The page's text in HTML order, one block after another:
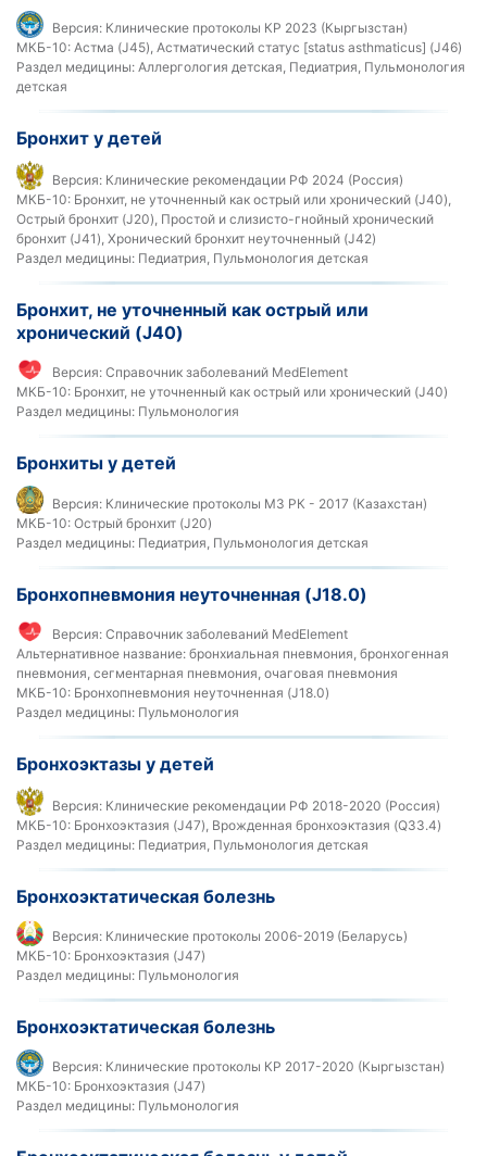
Версия: Клинические протоколы КР 2023 (Кыргызстан)
МКБ-10: Астма (J45), Астматический статус [status asthmaticus] (J46)
Раздел медицины: Аллергология детская, Педиатрия, Пульмонология
детская
Бронхит у детей
Версия: Клинические рекомендации РФ 2024 (Россия)
МКБ-10: Бронхит, не уточненный как острый или хронический (J40),
Острый бронхит (J20), Простой и слизисто-гнойный хронический
бронхит (J41), Хронический бронхит неуточненный (J42)
Раздел медицины: Педиатрия, Пульмонология детская
Бронхит, не уточненный как острый или
хронический (J40)
Версия: Справочник заболеваний MedElement
МКБ-10: Бронхит, не уточненный как острый или хронический (J40)
Раздел медицины: Пульмонология
Бронхиты у детей
Версия: Клинические протоколы МЗ РК - 2017 (Казахстан)
МКБ-10: Острый бронхит (J20)
Раздел медицины: Педиатрия, Пульмонология детская
Бронхопневмония неуточненная (J18.0)
Версия: Справочник заболеваний MedElement
Альтернативное название: бронхиальная пневмония, бронхогенная
пневмония, сегментарная пневмония, очаговая пневмония
МКБ-10: Бронхопневмония неуточненная (J18.0)
Раздел медицины: Пульмонология
Бронхоэктазы у детей
Версия: Клинические рекомендации РФ 2018-2020 (Россия)
МКБ-10: Бронхоэктазия (J47), Врожденная бронхоэктазия (Q33.4)
Раздел медицины: Педиатрия, Пульмонология детская
Бронхоэктатическая болезнь
Версия: Клинические протоколы 2006-2019 (Беларусь)
МКБ-10: Бронхоэктазия (J47)
Раздел медицины: Пульмонология
Бронхоэктатическая болезнь
Версия: Клинические протоколы КР 2017-2020 (Кыргызстан)
МКБ-10: Бронхоэктазия (J47)
Раздел медицины: Пульмонология